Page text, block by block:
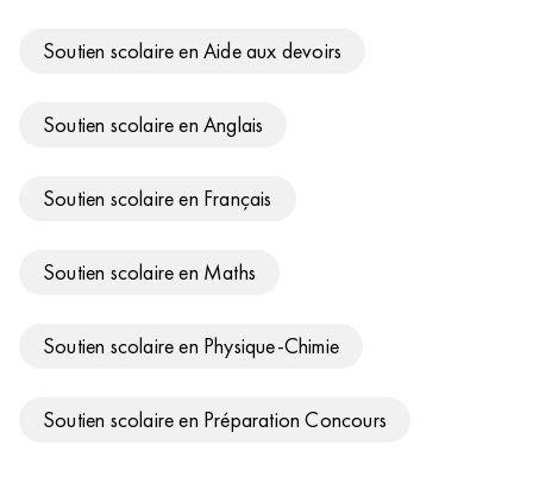
Soutien scolaire en Aide aux devoirs
Soutien scolaire en Anglais
Soutien scolaire en Français
Soutien scolaire en Maths
Soutien scolaire en Physique-Chimie
Soutien scolaire en Préparation Concours